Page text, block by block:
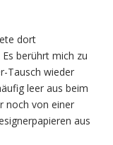
dort
berührt mich zu
Tausch wieder
leer aus beim
noch von einer
aus